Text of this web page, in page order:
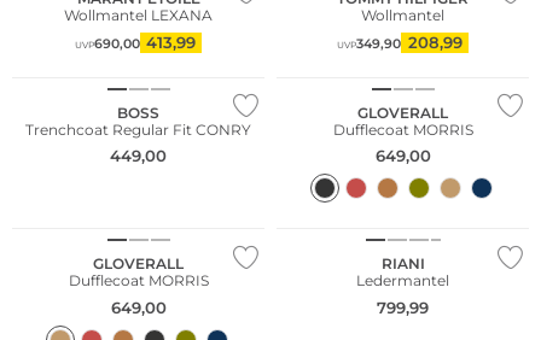
Wollmantel LEXANA
UVP690,00 413,99
Wollmantel
UVP349,90 208,99
BOSS
Trenchcoat Regular Fit CONRY
449,00
GLOVERALL
Dufflecoat MORRIS
649,00
GLOVERALL
Dufflecoat MORRIS
649,00
RIANI
Ledermantel
799,99